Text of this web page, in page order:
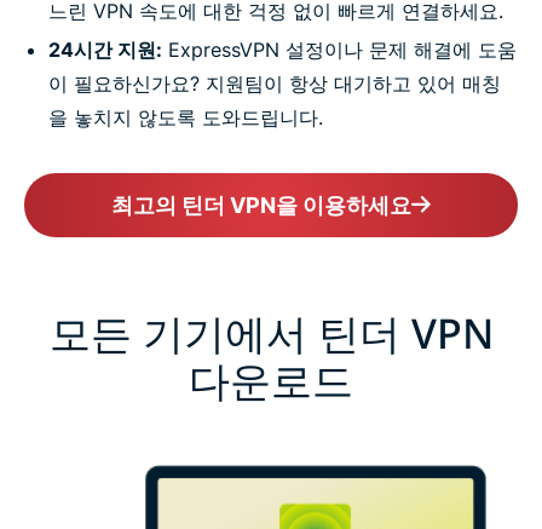
느린 VPN 속도에 대한 걱정 없이 빠르게 연결하세요.
24시간 지원: ExpressVPN 설정이나 문제 해결에 도움
이 필요하신가요? 지원팀이 항상 대기하고 있어 매칭
을 놓치지 않도록 도와드립니다.
최고의 틴더 VPN을 이용하세요
모든 기기에서 틴더 VPN
다운로드